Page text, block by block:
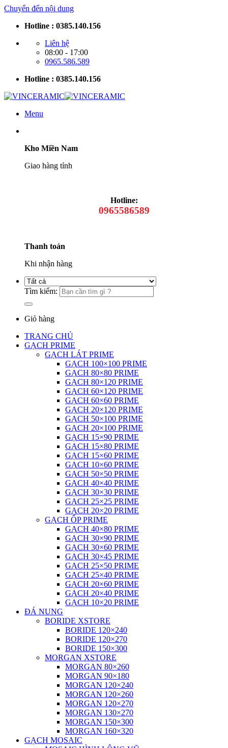
Chuyển đến nội dung
Hotline : 0385.140.156
Liên hệ
08:00 - 17:00
0965.586.589
Hotline : 0385.140.156
Menu
Kho Miền Nam
Giao hàng tỉnh
Hotline:
0965586589
Thanh toán
Khi nhận hàng
Tìm kiếm:
Giỏ hàng
TRANG CHỦ
GẠCH PRIME
GẠCH LÁT PRIME
GẠCH 100×100 PRIME
GẠCH 80×80 PRIME
GẠCH 80×120 PRIME
GẠCH 60×120 PRIME
GẠCH 60×60 PRIME
GẠCH 20×120 PRIME
GẠCH 50×100 PRIME
GẠCH 20×100 PRIME
GẠCH 15×90 PRIME
GẠCH 15×80 PRIME
GẠCH 15×60 PRIME
GẠCH 10×60 PRIME
GẠCH 50×50 PRIME
GẠCH 40×40 PRIME
GẠCH 30×30 PRIME
GẠCH 25×25 PRIME
GẠCH 20×20 PRIME
GẠCH ỐP PRIME
GẠCH 40×80 PRIME
GẠCH 30×90 PRIME
GẠCH 30×60 PRIME
GẠCH 30×45 PRIME
GẠCH 25×50 PRIME
GẠCH 25×40 PRIME
GẠCH 20×60 PRIME
GẠCH 20×40 PRIME
GẠCH 10×20 PRIME
ĐÁ NUNG
BORIDE XSTORE
BORIDE 120×240
BORIDE 120×270
BORIDE 150×300
MORGAN XSTORE
MORGAN 80×260
MORGAN 90×180
MORGAN 120×240
MORGAN 120×260
MORGAN 120×270
MORGAN 130×270
MORGAN 150×300
MORGAN 160×320
GẠCH MOSAIC